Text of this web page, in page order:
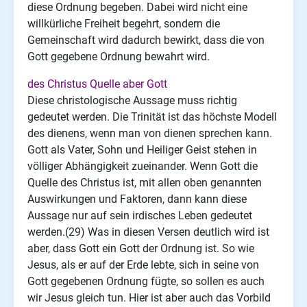
diese Ordnung begeben. Dabei wird nicht eine
willkürliche Freiheit begehrt, sondern die
Gemeinschaft wird dadurch bewirkt, dass die von
Gott gegebene Ordnung bewahrt wird.
des Christus Quelle aber Gott
Diese christologische Aussage muss richtig
gedeutet werden. Die Trinität ist das höchste Modell
des dienens, wenn man von dienen sprechen kann.
Gott als Vater, Sohn und Heiliger Geist stehen in
völliger Abhängigkeit zueinander. Wenn Gott die
Quelle des Christus ist, mit allen oben genannten
Auswirkungen und Faktoren, dann kann diese
Aussage nur auf sein irdisches Leben gedeutet
werden.(29) Was in diesen Versen deutlich wird ist
aber, dass Gott ein Gott der Ordnung ist. So wie
Jesus, als er auf der Erde lebte, sich in seine von
Gott gegebenen Ordnung fügte, so sollen es auch
wir Jesus gleich tun. Hier ist aber auch das Vorbild